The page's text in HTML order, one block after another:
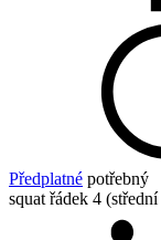
Předplatné potřebný
squat řádek 4